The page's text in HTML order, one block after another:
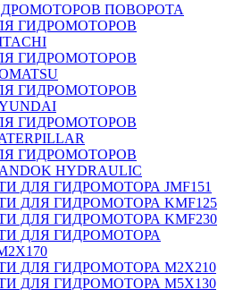
ПОВОРОТА
ГИДРОМОТОРОВ
ГИДРОМОТОРОВ
ГИДРОМОТОРОВ
ГИДРОМОТОРОВ
ГИДРОМОТОРОВ
HYDRAULIC
ДЛЯ ГИДРОМОТОРА JMF151
ДЛЯ ГИДРОМОТОРА KMF125
ДЛЯ ГИДРОМОТОРА KMF230
ДЛЯ ГИДРОМОТОРА
ДЛЯ ГИДРОМОТОРА M2X210
ДЛЯ ГИДРОМОТОРА M5X130